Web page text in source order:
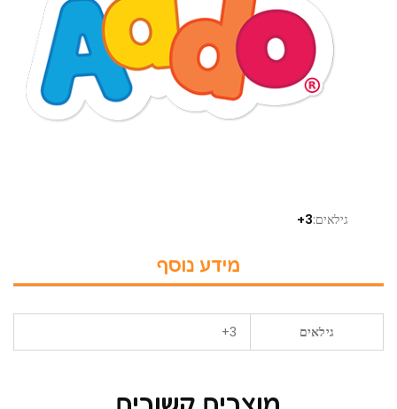
גילאים:3+
מידע נוסף
גילאים 3+